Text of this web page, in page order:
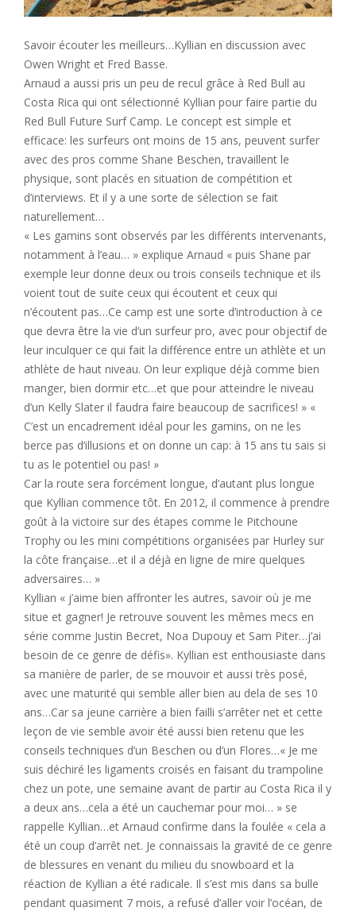
Savoir écouter les meilleurs…Kyllian en discussion avec
Owen Wright et Fred Basse.
Arnaud a aussi pris un peu de recul grâce à Red Bull au
Costa Rica qui ont sélectionné Kyllian pour faire partie du
Red Bull Future Surf Camp. Le concept est simple et
efficace: les surfeurs ont moins de 15 ans, peuvent surfer
avec des pros comme Shane Beschen, travaillent le
physique, sont placés en situation de compétition et
d’interviews. Et il y a une sorte de sélection se fait
naturellement…
« Les gamins sont observés par les différents intervenants,
notamment à l’eau… » explique Arnaud « puis Shane par
exemple leur donne deux ou trois conseils technique et ils
voient tout de suite ceux qui écoutent et ceux qui
n’écoutent pas…Ce camp est une sorte d’introduction à ce
que devra être la vie d’un surfeur pro, avec pour objectif de
leur inculquer ce qui fait la différence entre un athlète et un
athlète de haut niveau. On leur explique déjà comme bien
manger, bien dormir etc…et que pour atteindre le niveau
d’un Kelly Slater il faudra faire beaucoup de sacrifices! » «
C’est un encadrement idéal pour les gamins, on ne les
berce pas d’illusions et on donne un cap: à 15 ans tu sais si
tu as le potentiel ou pas! »
Car la route sera forcément longue, d’autant plus longue
que Kyllian commence tôt. En 2012, il commence à prendre
goût à la victoire sur des étapes comme le Pitchoune
Trophy ou les mini compétitions organisées par Hurley sur
la côte française…et il a déjà en ligne de mire quelques
adversaires… »
Kyllian « j’aime bien affronter les autres, savoir où je me
situe et gagner! Je retrouve souvent les mêmes mecs en
série comme Justin Becret, Noa Dupouy et Sam Piter…j’ai
besoin de ce genre de défis». Kyllian est enthousiaste dans
sa manière de parler, de se mouvoir et aussi très posé,
avec une maturité qui semble aller bien au dela de ses 10
ans…Car sa jeune carrière a bien failli s’arrêter net et cette
leçon de vie semble avoir été aussi bien retenu que les
conseils techniques d’un Beschen ou d’un Flores…« Je me
suis déchiré les ligaments croisés en faisant du trampoline
chez un pote, une semaine avant de partir au Costa Rica il y
a deux ans…cela a été un cauchemar pour moi… » se
rappelle Kyllian…et Arnaud confirme dans la foulée « cela a
été un coup d’arrêt net. Je connaissais la gravité de ce genre
de blessures en venant du milieu du snowboard et la
réaction de Kyllian a été radicale. Il s’est mis dans sa bulle
pendant quasiment 7 mois, a refusé d’aller voir l’océan, de